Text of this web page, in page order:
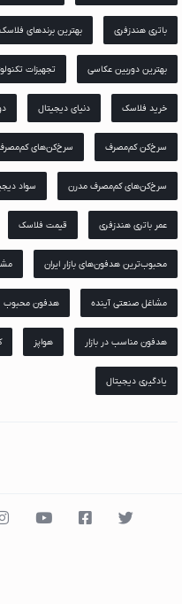
باتری هندزفری بهترین برندهای فلاسک
بهترین دوربین عکاسی تجهیزات
خرید فلاسک دنیای دیجیتال
سرخ‌کن کم‌مصرف سرخ‌کن‌های
سرخ‌کن‌های کم‌مصرف مدرن سواد
عمر باتری هندزفری قیمت فلاسک
محبوب‌ترین هدفون‌های بازار ایران
مشاغل صنعتی آینده هدفون محبوب
هدفون مناسب در بازار هواپز
یادگیری دیجیتال